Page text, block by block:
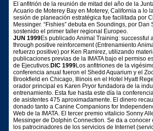
El anfitrión de la reunión de mitad del año de la
Acuario de Moterey Bay en Moterey, California a lo
sesión de planeación estratégica fue facilitada por
Messinger. “Fishies” debuta en Soundings, por Dan
sostenido el primer taller regional Europeo.
JUN 1999Es publicado Animal Training: successful
through positive reinforcement (Entrenamiento
refuerzo positive) por Ken Ramirez, utilizando
publicaciones previas de la IMATA bajo el permiso
de Ejecutivos.DIC 1999Los anfitriones de la
conferencia anual fueron el Shedd Aquarium y el
Brookfield en Chicago, Illinois en el Hotel Hyatt
orador principal es Karen Pryor fundadora de la
entrenamiento. Esta fue hasta este día la
de asistentes 475 aproximadamente. El dinero
donado tanto a Canine Companions for
Web de la IMATA. El tercer premio vitalicio Sonny
Messinger de Dolphin Connection. Se da a conocer
los patrocinadores de los servicios de Internet